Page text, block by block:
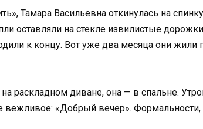
Тамара Васильевна откинулась на
оставляли на стекле извилистые
к концу. Вот уже два месяца они жили
на раскладном диване, она — в спальне.
вежливое: «Добрый вечер». Формальности,